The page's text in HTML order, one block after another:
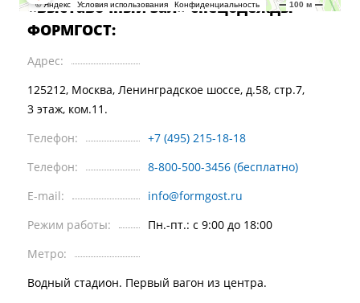
«выставочный зал» спецодежды
ФОРМГОСТ:
Адрес:
125212, Москва, Ленинградское шоссе, д.58, стр.7,
3 этаж, ком.11.
Телефон:
+7 (495) 215-18-18
Телефон:
8-800-500-3456 (бесплатно)
E-mail:
info@formgost.ru
Режим работы:
Пн.-пт.: c 9:00 до 18:00
Метро:
Водный стадион. Первый вагон из центра.